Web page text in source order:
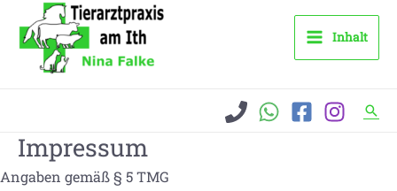
Inhalt
Impressum
Angaben gemäß § 5 TMG